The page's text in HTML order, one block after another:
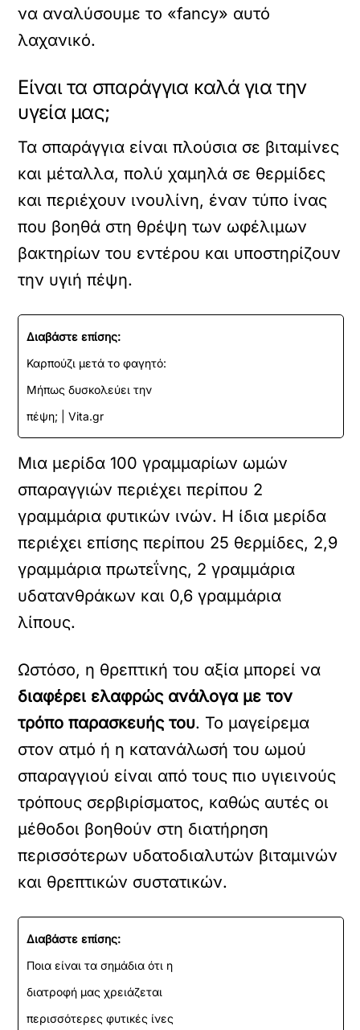
να αναλύσουμε το «fancy» αυτό
λαχανικό.
Είναι τα σπαράγγια καλά για την
υγεία μας;
Τα σπαράγγια είναι πλούσια σε βιταμίνες
και μέταλλα, πολύ χαμηλά σε θερμίδες
και περιέχουν ινουλίνη, έναν τύπο ίνας
που βοηθά στη θρέψη των ωφέλιμων
βακτηρίων του εντέρου και υποστηρίζουν
την υγιή πέψη.
Διαβάστε επίσης:
Καρπούζι μετά το φαγητό:
Μήπως δυσκολεύει την
πέψη; | Vita.gr
Μια μερίδα 100 γραμμαρίων ωμών
σπαραγγιών περιέχει περίπου 2
γραμμάρια φυτικών ινών. Η ίδια μερίδα
περιέχει επίσης περίπου 25 θερμίδες, 2,9
γραμμάρια πρωτεΐνης, 2 γραμμάρια
υδατανθράκων και 0,6 γραμμάρια
λίπους.
Ωστόσο, η θρεπτική του αξία μπορεί να
διαφέρει ελαφρώς ανάλογα με τον
τρόπο παρασκευής του. Το μαγείρεμα
στον ατμό ή η κατανάλωσή του ωμού
σπαραγγιού είναι από τους πιο υγιεινούς
τρόπους σερβιρίσματος, καθώς αυτές οι
μέθοδοι βοηθούν στη διατήρηση
περισσότερων υδατοδιαλυτών βιταμινών
και θρεπτικών συστατικών.
Διαβάστε επίσης:
Ποια είναι τα σημάδια ότι η
διατροφή μας χρειάζεται
περισσότερες φυτικές ίνες